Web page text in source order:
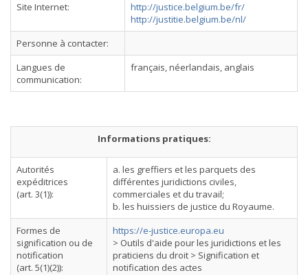
Site Internet:
http://justice.belgium.be/fr/
http://justitie.belgium.be/nl/
Personne à contacter:
Langues de
communication:
français, néerlandais, anglais
Informations pratiques:
Autorités
expéditrices
(art. 3(1)):
a. les greffiers et les parquets des
différentes juridictions civiles,
commerciales et du travail;
b. les huissiers de justice du Royaume.
Formes de
signification ou de
notification
(art. 5(1)(2)):
https://e-justice.europa.eu
> Outils d'aide pour les juridictions et les
praticiens du droit > Signification et
notification des actes